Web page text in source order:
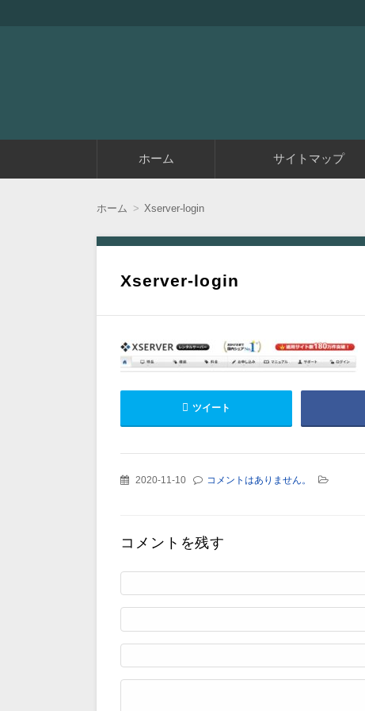
アラフィフエイト｜
『アラフィフエイト』は初めてアフィリエイ
ホーム サイトマップ
ホーム Xserver-login
Xserver-login
ツイート
2020-11-10 コメントはありません。
コメントを残す